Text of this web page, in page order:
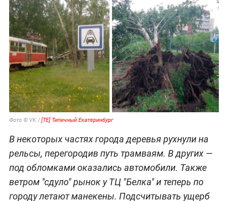
Фото © VK /[ТЕ] Типичный Екатеринбург
В некоторых частях города деревья рухнули на
рельсы, перегородив путь трамваям. В других —
под обломками оказались автомобили. Также
ветром "сдуло" рынок у ТЦ "Белка" и теперь по
городу летают манекены. Подсчитывать ущерб